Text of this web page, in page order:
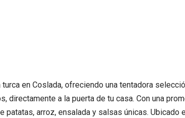
en Coslada, ofreciendo una tentadora
a la puerta de tu casa. Con una
arroz, ensalada y salsas únicas. Ubicado